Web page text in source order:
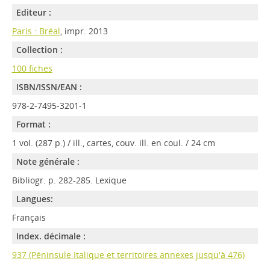
Editeur :
Paris : Bréal, impr. 2013
Collection :
100 fiches
ISBN/ISSN/EAN :
978-2-7495-3201-1
Format :
1 vol. (287 p.) / ill., cartes, couv. ill. en coul. / 24 cm
Note générale :
Bibliogr. p. 282-285. Lexique
Langues:
Français
Index. décimale :
937 (Péninsule Italique et territoires annexes jusqu'à 476)